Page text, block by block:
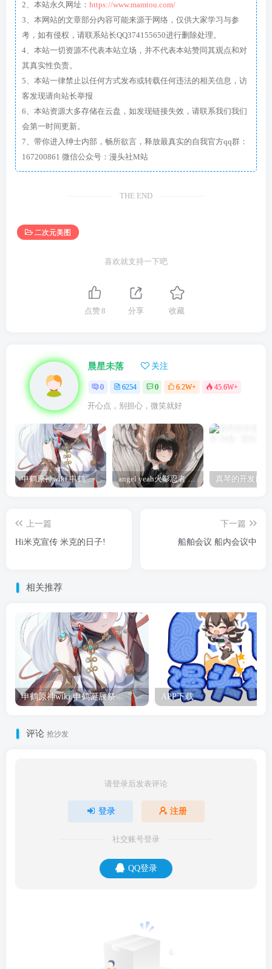
2、本站永久网址： https://www.mamtou.com/
3、本网站的文章部分内容可能来源于网络，仅供大家学习与参
考，如有侵权，请联系站长QQ374155650进行删除处理。
4、本站一切资源不代表本站立场，并不代表本站赞同其观点和对
其真实性负责。
5、本站一律禁止以任何方式发布或转载任何违法的相关信息，访
客发现请向站长举报
6、本站资源大多存储在云盘，如发现链接失效，请联系我们我们
会第一时间更新。
7、带你进入绅士内部，畅所欲言，释放最真实的自我官方qq群：
167200861 微信公众号：漫头社M站
THE END
二次元美图
喜欢就支持一下吧
点赞8 分享 收藏
晨星未落 关注
0 6254 0 6.2W+ 45.6W+
开心点，别担心，微笑就好
申鹤原神wiki 申鹤诞辰祭 angel yeah火影忍者 Angel
上一篇
Hi米克宣传 米克的日子!
下一篇
船舶会议 船内会议中
相关推荐
申鹤原神wiki 申鹤诞辰祭 APP下载
评论 抢沙发
请登录后发表评论
登录 注册
社交账号登录
QQ登录